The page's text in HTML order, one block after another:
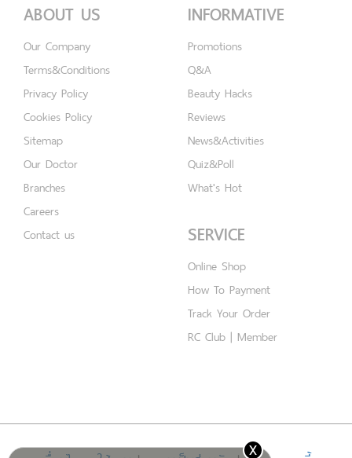
x
ABOUT US
Our Company
Terms&Conditions
Privacy Policy
Cookies Policy
Sitemap
Our Doctor
Branches
Careers
Contact us
INFORMATIVE
Promotions
Q&A
Beauty Hacks
Reviews
News&Activities
Quiz&Poll
What's Hot
SERVICE
Online Shop
How To Payment
Track Your Order
RC Club | Member